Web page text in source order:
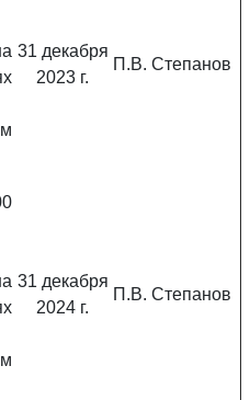
31 декабря
2023 г.
П.В. Степанов
31 декабря
2024 г.
П.В. Степанов